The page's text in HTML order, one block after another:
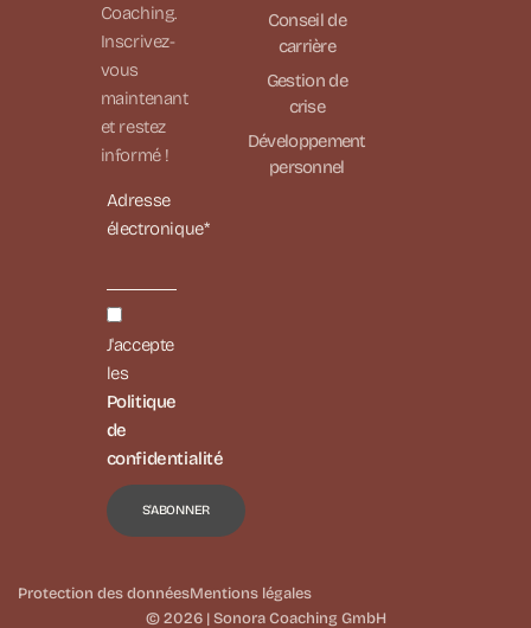
Coaching.
Inscrivez-
vous
maintenant
et restez
informé !
Adresse
électronique*
J'accepte
les
Politique
de
confidentialité
Conseil de
carrière
Gestion de
crise
Développement
personnel
© 2026 | Sonora Coaching GmbH
Protection des donnéesMentions légales